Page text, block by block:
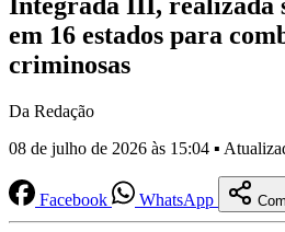
em 16 estados para
criminosas
Da Redação
08 de julho de 2026 às 15:04 ▪
Facebook WhatsApp